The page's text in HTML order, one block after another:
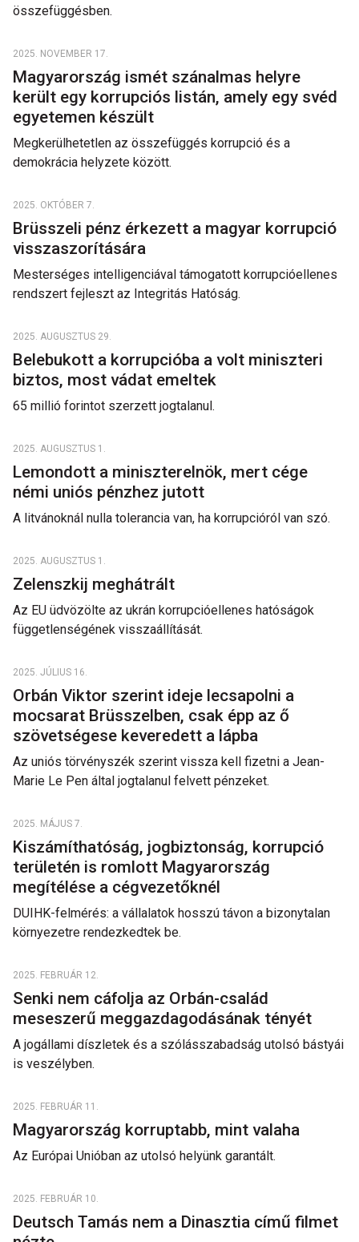
összefüggésben.
2025. NOVEMBER 17.
Magyarország ismét szánalmas helyre
került egy korrupciós listán, amely egy svéd
egyetemen készült
Megkerülhetetlen az összefüggés korrupció és a
demokrácia helyzete között.
2025. OKTÓBER 7.
Brüsszeli pénz érkezett a magyar korrupció
visszaszorítására
Mesterséges intelligenciával támogatott korrupcióellenes
rendszert fejleszt az Integritás Hatóság.
2025. AUGUSZTUS 29.
Belebukott a korrupcióba a volt miniszteri
biztos, most vádat emeltek
65 millió forintot szerzett jogtalanul.
2025. AUGUSZTUS 1.
Lemondott a miniszterelnök, mert cége
némi uniós pénzhez jutott
A litvánoknál nulla tolerancia van, ha korrupcióról van szó.
2025. AUGUSZTUS 1.
Zelenszkij meghátrált
Az EU üdvözölte az ukrán korrupcióellenes hatóságok
függetlenségének visszaállítását.
2025. JÚLIUS 16.
Orbán Viktor szerint ideje lecsapolni a
mocsarat Brüsszelben, csak épp az ő
szövetségese keveredett a lápba
Az uniós törvényszék szerint vissza kell fizetni a Jean-
Marie Le Pen által jogtalanul felvett pénzeket.
2025. MÁJUS 7.
Kiszámíthatóság, jogbiztonság, korrupció
területén is romlott Magyarország
megítélése a cégvezetőknél
DUIHK-felmérés: a vállalatok hosszú távon a bizonytalan
környezetre rendezkedtek be.
2025. FEBRUÁR 12.
Senki nem cáfolja az Orbán-család
meseszerű meggazdagodásának tényét
A jogállami díszletek és a szólásszabadság utolsó bástyái
is veszélyben.
2025. FEBRUÁR 11.
Magyarország korruptabb, mint valaha
Az Európai Unióban az utolsó helyünk garantált.
2025. FEBRUÁR 10.
Deutsch Tamás nem a Dinasztia című filmet